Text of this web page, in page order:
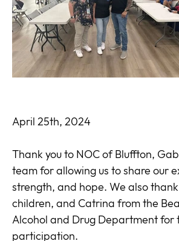
April 25th, 2024
Thank you to NOC of Bluffton,
team for allowing us to share our
strength, and hope. We also
children, and Catrina from the
Alcohol and Drug Department for
participation.